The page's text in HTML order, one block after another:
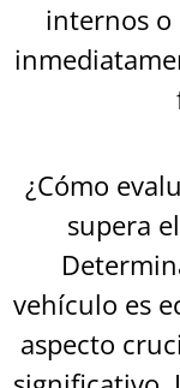
internos o
¿Cómo
supera
vehículo es
aspecto